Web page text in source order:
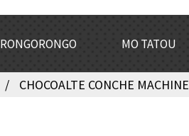
RONGORONGO MO TATOU
CHOCOALTE CONCHE MACHINE